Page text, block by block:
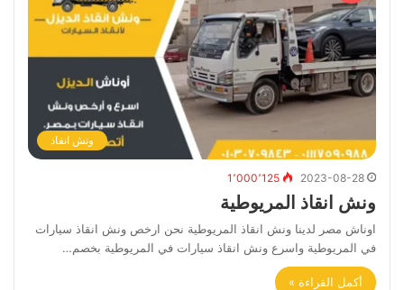
ونش انقاذ
2023-08-28 1٬000٬125
ونش انقاذ المريوطية
اوناش مصر لدينا ونش انقاذ المريوطية نحن ارخص ونش انقاذ سيارات
في المريوطية واسرع ونش انقاذ سيارات في المريوطية بخصم…
أكمل القراءة »